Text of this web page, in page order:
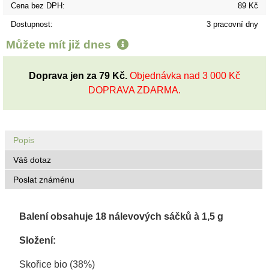
Cena bez DPH: 89 Kč
Dostupnost: 3 pracovní dny
Můžete mít již dnes
Doprava jen za 79 Kč. Objednávka nad 3 000 Kč
DOPRAVA ZDARMA.
Popis
Váš dotaz
Poslat známénu
Balení obsahuje 18 nálevových sáčků à 1,5 g
Složení:
Skořice bio (38%)